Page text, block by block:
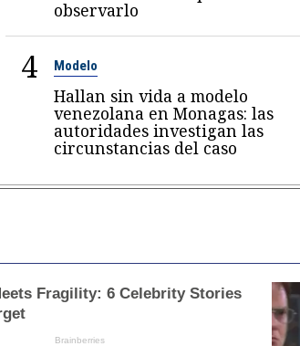
observarlo
4 Modelo
Hallan sin vida a modelo
venezolana en Monagas: las
autoridades investigan las
circunstancias del caso